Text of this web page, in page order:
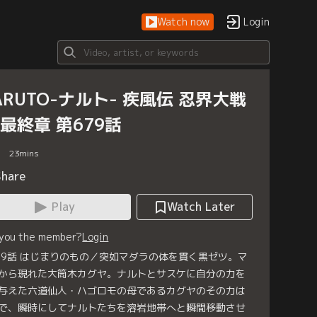
Watch now Login
ナルト- 疾風伝 忍界大戦
終章 第679話
23mins
Play
Watch Later
the member?Login
話 はじまりのもの／突如マダラの体を貫く黒ゼツ。マ
ら現れた大筒木カグヤ。ナルトとサスケに自分の力を
えた六道仙人・ハゴロモの母であるカグヤのその力は
、瞬時にしてナルトたちを溶岩地帯へと瞬間移動させ